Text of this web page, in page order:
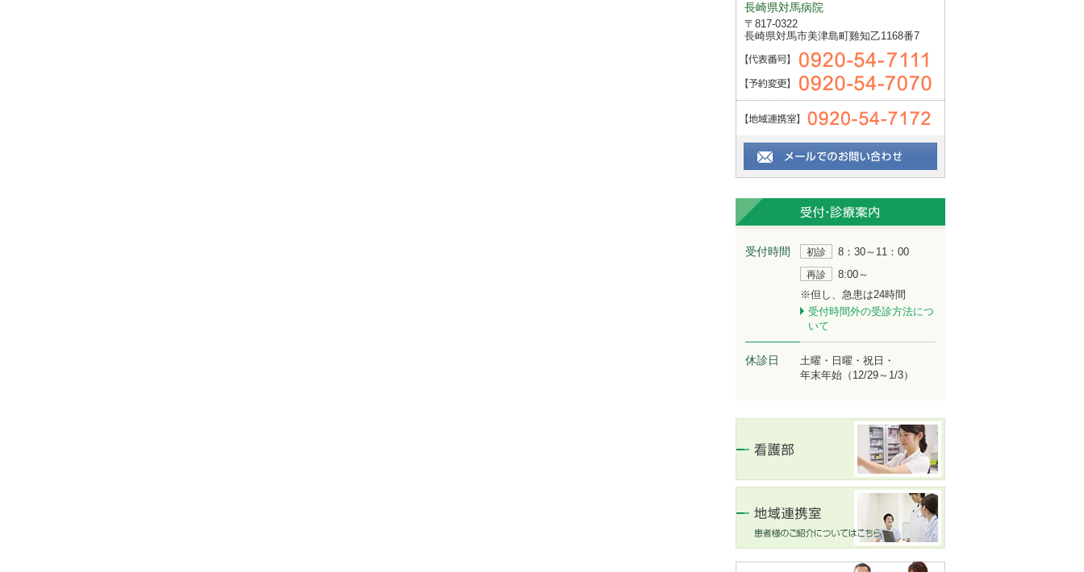
長崎県対馬病院
〒817-0322
長崎県対馬市美津島町雞知乙1168番7
受付時間 初診 8：30～11：00
再診
8:00～
※但し、急患は24時間
受付時間外の受診方法につ
いて
休診日
土曜・日曜・祝日・
年末年始（12/29～1/3）